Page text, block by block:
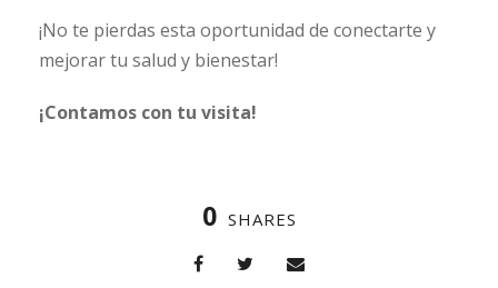
¡No te pierdas esta oportunidad de conectarte y
mejorar tu salud y bienestar!
¡Contamos con tu visita!
0 SHARES